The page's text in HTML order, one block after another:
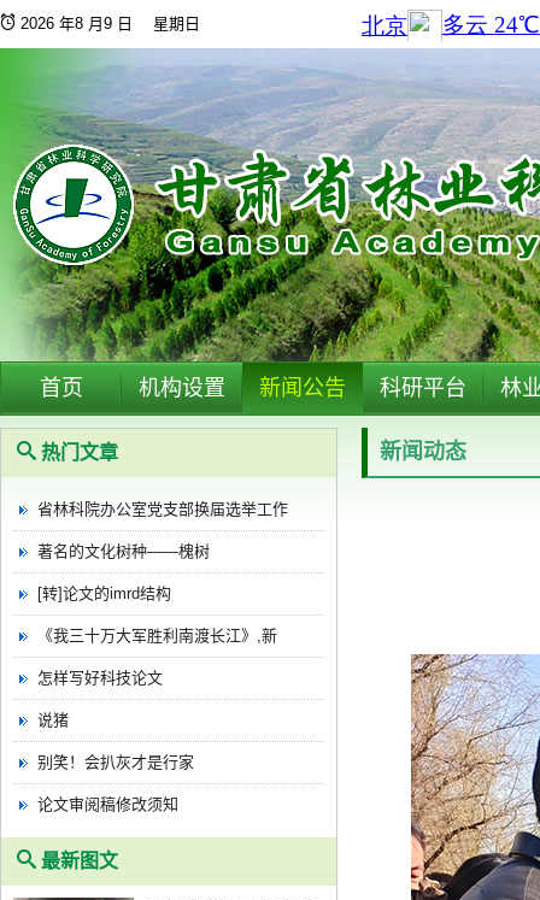
2026 年8 月9 日 星期日
首页 机构设置 新闻公告 科研平台 林
新闻动态
热门文章
省林科院办公室党支部换届选举工作
著名的文化树种——槐树
[转]论文的imrd结构
《我三十万大军胜利南渡长江》,新
怎样写好科技论文
说猪
别笑！会扒灰才是行家
论文审阅稿修改须知
最新图文